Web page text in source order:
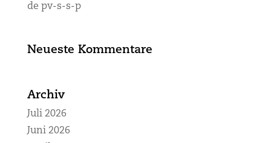
de pv-s-s-p
Neueste Kommentare
Archiv
Juli 2026
Juni 2026